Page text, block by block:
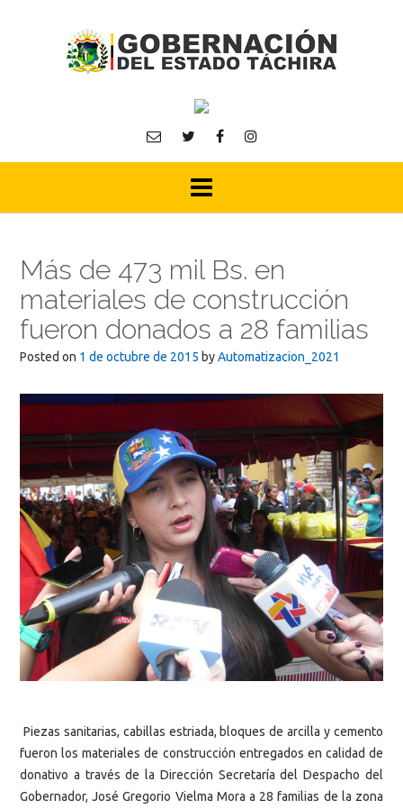
Más de 473 mil Bs. en
materiales de construcción
fueron donados a 28 familias
Posted on 1 de octubre de 2015 byAutomatizacion_2021
Piezas sanitarias, cabillas estriada, bloques de arcilla y cemento
fueron los materiales de construcción entregados en calidad de
donativo a través de la Dirección Secretaría del Despacho del
Gobernador, José Gregorio Vielma Mora a 28 familias de la zona